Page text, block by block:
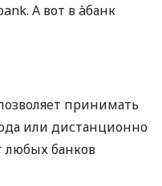
А вот в àбанк
принимать
или дистанционно
любых банков